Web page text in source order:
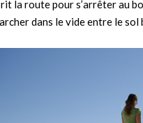
la route pour s’arrêter au
dans le vide entre le